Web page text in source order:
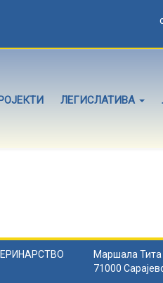
ЛЕГИСЛАТИВА
Маршала Тита
71000